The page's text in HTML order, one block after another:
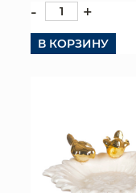
- +
В КОРЗИНУ